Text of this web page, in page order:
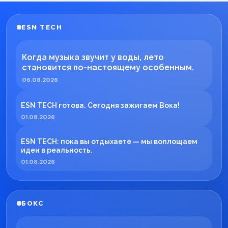
ESN TECH
Когда музыка звучит у воды, лето
становится по-настоящему особенным.
06.08.2026
ESN TECH готова. Сегодня зажигаем Вока!
01.08.2026
ESN TECH: пока вы отдыхаете — мы воплощаем
идеи в реальность.
01.08.2026
БОКС